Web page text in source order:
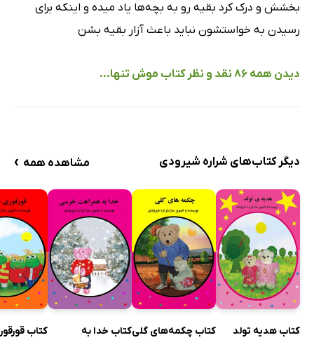
بخشش و درک کرد بقیه رو به بچه‌ها یاد میده و اینکه برای
رسیدن به خواستشون نباید باعث آزار بقیه بشن
دیدن همه 86 نقد و نظر کتاب موش تنها...
دیگر کتاب‌های شراره شیرودی مشاهده همه ›
کتاب هدیه تولد
کتاب چکمه‌های گلیکتاب خدا به
کتاب